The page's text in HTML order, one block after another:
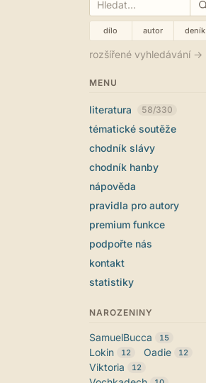
dílo autor deník
rozšířené vyhledávání →
MENU
literatura 58/330
tématické soutěže
chodník slávy
chodník hanby
nápověda
pravidla pro autory
premium funkce
podpořte nás
kontakt
statistiky
NAROZENINY
SamuelBucca 15
Lokin 12 Oadie 12
Viktoria 12